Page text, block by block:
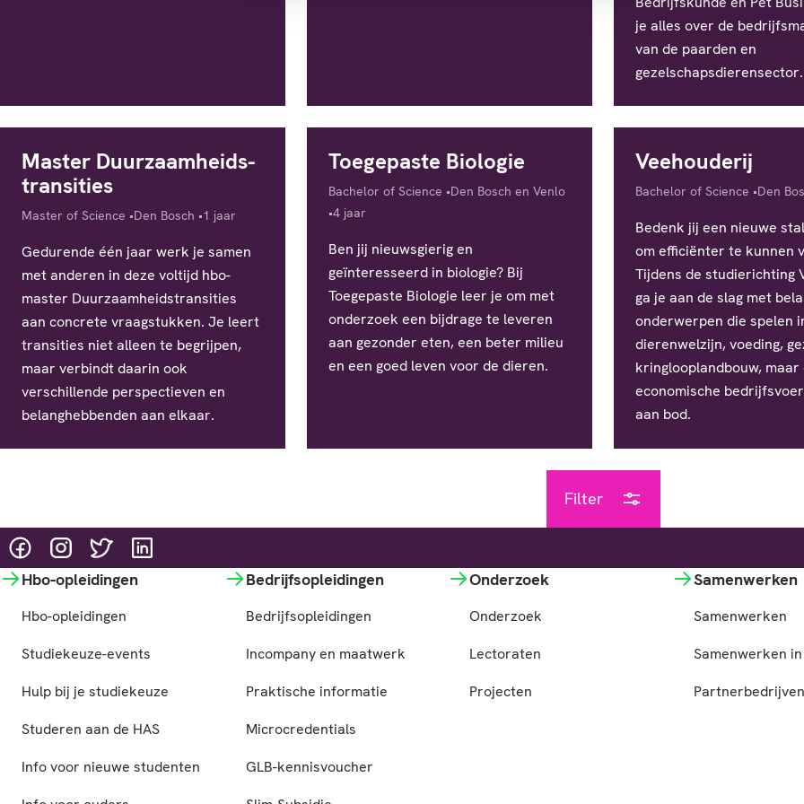
je alles over de
van de paarden en
gezelschapsdierensector.
Master Duurzaamheids­
transities
Diploma
Master of Science Locatie
Den Bosch Studieduur
1 jaar
Gedurende één jaar werk je samen
met anderen in deze voltijd hbo-
master Duurzaamheidstransities
aan concrete vraagstukken. Je leert
transities niet alleen te begrijpen,
maar verbindt daarin ook
verschillende perspectieven en
belanghebbenden aan elkaar.
Toegepaste Biologie
Diploma
Bachelor of Science Locatie
Den Bosch en Venlo
Studieduur
4 jaar
Ben jij nieuwsgierig en
geïnteresseerd in biologie? Bij
Toegepaste Biologie leer je om met
onderzoek een bijdrage te leveren
aan gezonder eten, een beter milieu
en een goed leven voor de dieren.
Veehouderij
Diploma
Bachelor of Science Locatie
Den
Bedenk jij een nieuwe
om efficiënter te kunnen
Tijdens de studierichting
ga je aan de slag met
onderwerpen die spelen
dierenwelzijn, voeding,
kringlooplandbouw, maar
economische
aan bod.
Filter
@HASgreenacademy
@HASgreenacademy
@greenacademyHAS
@HASgreenacademy
Hbo-opleidingen
Hbo-opleidingen
Studiekeuze-events
Hulp bij je studiekeuze
Studeren aan de HAS
Info voor nieuwe studenten
Bedrijfsopleidingen
Bedrijfsopleidingen
Incompany en maatwerk
Praktische informatie
Microcredentials
GLB-kennisvoucher
Onderzoek
Onderzoek
Lectoraten
Projecten
Samenwerken
Samenwerken
Samenwerken
Partnerbedrijven